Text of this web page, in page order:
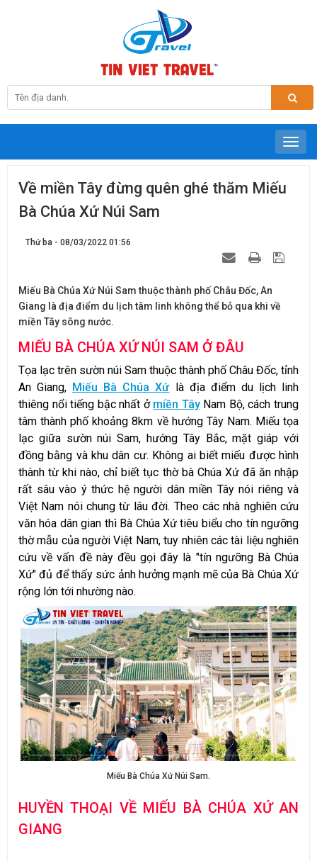
Về miền Tây đừng quên ghé thăm Miếu
Bà Chúa Xứ Núi Sam
Thứ ba - 08/03/2022 01:56
Miếu Bà Chúa Xứ Núi Sam thuộc thành phố Châu Đốc, An
Giang là địa điểm du lịch tâm linh không thể bỏ qua khi về
miền Tây sông nước.
MIẾU BÀ CHÚA XỨ NÚI SAM Ở ĐÂU
Tọa lạc trên sườn núi Sam thuộc thành phố Châu Đốc, tỉnh
An Giang, Miếu Bà Chúa Xứlà địa điểm du lịch linh
thiêng nổi tiếng bậc nhất ở miền TâyNam Bộ, cách trung
tâm thành phố khoảng 8km về hướng Tây Nam. Miếu tọa
lạc giữa sườn núi Sam, hướng Tây Bắc, mặt giáp với
đồng bằng và khu dân cư. Không ai biết miếu được hình
thành từ khi nào, chỉ biết tục thờ bà Chúa Xứ đã ăn nhập
rất sâu vào ý thức hệ người dân miền Tây nói riêng và
Việt Nam nói chung từ lâu đời. Theo các nhà nghiên cứu
văn hóa dân gian thì Bà Chúa Xứ tiêu biểu cho tín ngưỡng
thờ mẫu của người Việt Nam, tuy nhiên các tài liệu nghiên
cứu về vấn đề này đều gọi đây là "tín ngưỡng Bà Chúa
Xứ" đủ để thấy sức ảnh hưởng mạnh mẽ của Bà Chúa Xứ
rộng lớn tới nhường nào.
Miếu Bà Chúa Xứ Núi Sam.
HUYỀN THOẠI VỀ MIẾU BÀ CHÚA XỨ AN
GIANG